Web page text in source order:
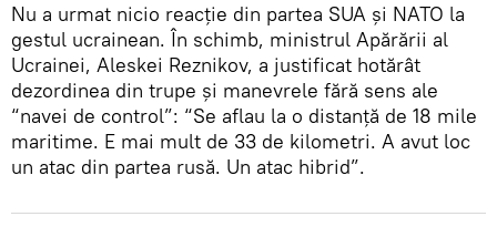
Nu a urmat nicio reacție din partea SUA și NATO la
gestul ucrainean. În schimb, ministrul Apărării al
Ucrainei, Aleskei Reznikov, a justificat hotărât
dezordinea din trupe și manevrele fără sens ale
“navei de control”: “Se aflau la o distanță de 18 mile
maritime. E mai mult de 33 de kilometri. A avut loc
un atac din partea rusă. Un atac hibrid”.